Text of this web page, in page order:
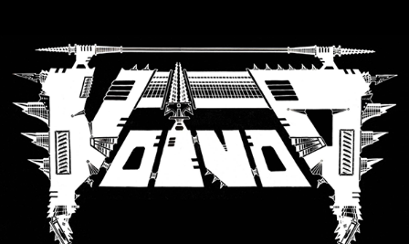
LANGUE
•
ENGLISH
•
FRANÇAIS